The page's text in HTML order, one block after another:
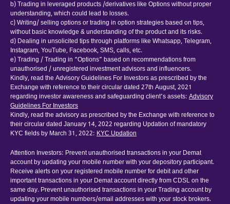
b) Trading in leveraged products /derivatives like Options without proper
understanding, which could lead to losses.
c) Writing/ selling options or trading in option strategies based on tips,
without basic knowledge & understanding of the product and its risks.
d) Dealing in unsolicited tips through platforms like Whatsapp, Telegram,
Instagram, YouTube, Facebook, SMS, calls, etc.
e) Trading / Trading in “Options” based on recommendations from
unauthorised / unregistered investment advisors and influencers.
Kindly, read the Advisory Guidelines For Investors as prescribed by the
Exchange with reference to their circular dated 27th August, 2021
regarding investor awareness and safeguarding client’s assets: Advisory
Guidelines For Investors
Kindly, read the advisory as prescribed by the Exchange with reference to
their circular dated January 14, 2022 regarding Updation of mandatory
KYC fields by March 31, 2022: KYC Updation
Attention Investors: Prevent unauthorised transactions in your Demat
account by updating your mobile number with your depository participant.
Receive alerts on your registered mobile number for debit and other
important transactions in your Demat account directly from CDSL on the
same day. Prevent unauthorised transactions in your Trading account by
updating your mobile numbers/email addresses with your stock brokers.